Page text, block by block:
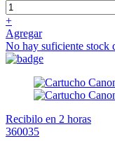
+
Agregar
No hay suficiente stock
Recibilo en 2 horas
360035